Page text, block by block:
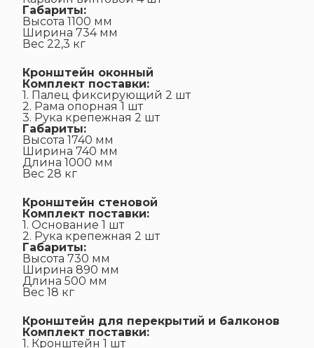
Габариты:
Высота 1100 мм
Ширина 734 мм
Вес 22,3 кг
Кронштейн оконный
Комплект поставки:
1. Палец фиксирующий 2 шт
2. Рама опорная 1 шт
3. Рука крепежная 2 шт
Габариты:
Высота 1740 мм
Ширина 740 мм
Длина 1000 мм
Вес 28 кг
Кронштейн стеновой
Комплект поставки:
1. Основание 1 шт
2. Рука крепежная 2 шт
Габариты:
Высота 730 мм
Ширина 890 мм
Длина 500 мм
Вес 18 кг
Кронштейн для перекрытий и балконов
Комплект поставки:
1. Кронштейн 1 шт